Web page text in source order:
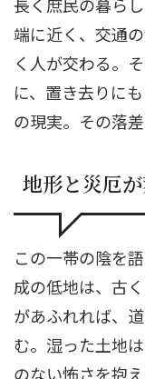
端に近く、交通
く人が交わる。
に、置き去りに
の現実。その落
地形と災厄
この一帯の陰を
成の低地は、古
があふれれば、
む。湿った土地
のない怖さを抱